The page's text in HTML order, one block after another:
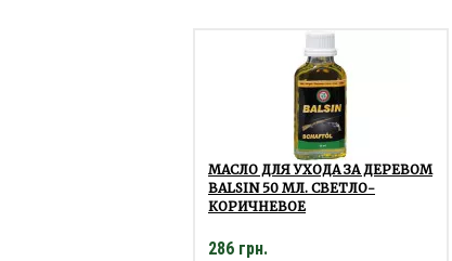
МАСЛО ДЛЯ УХОДА ЗА ДЕРЕВОМ
BALSIN 50 МЛ. СВЕТЛО-
КОРИЧНЕВОЕ
286 грн.